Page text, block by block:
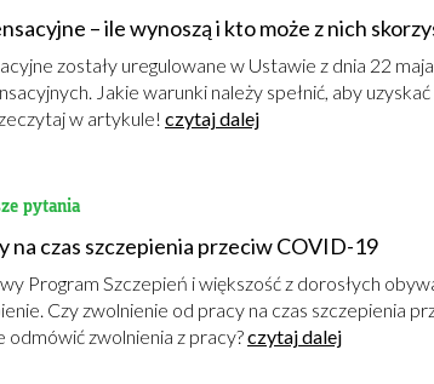
– ile wynoszą i kto może z nich
zostały uregulowane w Ustawie z dnia 22
Jakie warunki należy spełnić, aby
w artykule! czytaj dalej
pytania
na czas szczepienia przeciw COVID-19
Program Szczepień i większość z dorosłych
Czy zwolnienie od pracy na czas szczepienia
odmówić zwolnienia z pracy?czytaj dalej